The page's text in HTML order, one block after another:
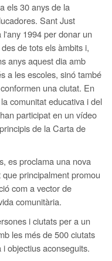
els 30 anys de la
Sant Just
1994 per donar un
de tots els àmbits i,
anys aquest dia amb
a les escoles, sinó també
una ciutat. En
comunitat educativa i del
participat en un vídeo
de la Carta de
es proclama una nova
principalment promou
com a vector de
comunitària.
i ciutats per a un
les més de 500 ciutats
objectius aconseguits.